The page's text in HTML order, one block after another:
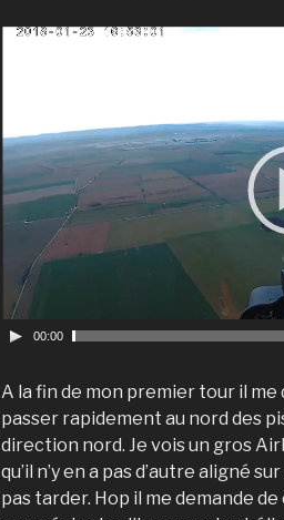
o
P
l
a
00:00
A la fin de mon premier tour il me
passer rapidement au nord des
direction nord. Je vois un gros
qu’il n’y en a pas d’autre aligné
pas tarder. Hop il me demande